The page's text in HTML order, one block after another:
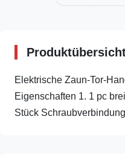
Elektrische Zaun-Tor-
Eigenschaften 1. 1 pc
Stück